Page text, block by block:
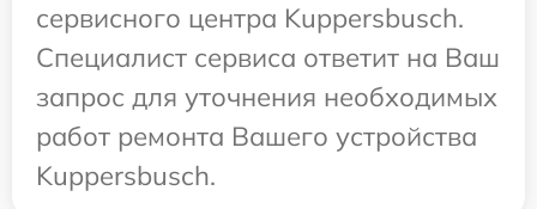
сервисного центра Kuppersbusch.
Специалист сервиса ответит на Ваш
запрос для уточнения необходимых
работ ремонта Вашего устройства
Kuppersbusch.